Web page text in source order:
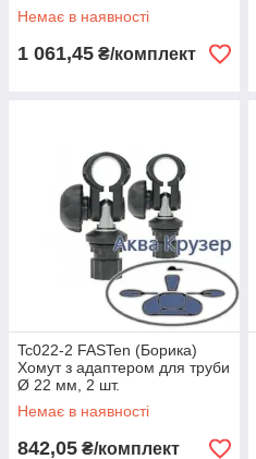
Немає в наявності
1 061,45 ₴/комплект
Tc022-2 FASTen (Борика)
Хомут з адаптером для труби
Ø 22 мм, 2 шт.
Немає в наявності
842,05 ₴/комплект